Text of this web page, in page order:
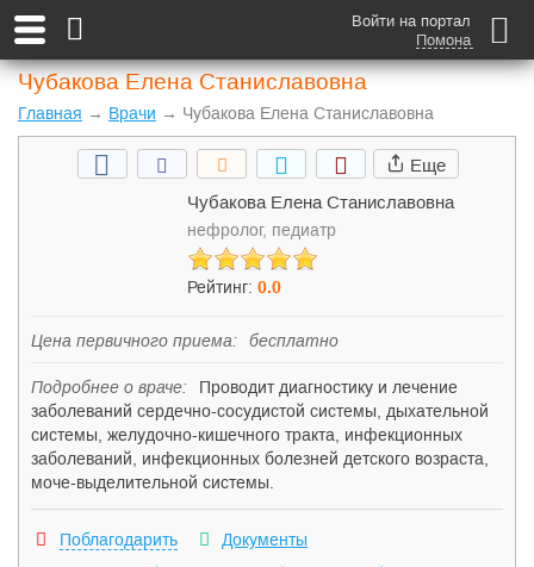
Войти на портал
Помона
Чубакова Елена Станиславовна
Главная → Врачи → Чубакова Елена Станиславовна
Еще
Чубакова Елена Станиславовна
нефролог, педиатр
Рейтинг: 0.0
Цена первичного приема: бесплатно
Подробнее о враче:
Проводит диагностику и лечение
заболеваний сердечно-сосудистой системы, дыхательной
системы, желудочно-кишечного тракта, инфекционных
заболеваний, инфекционных болезней детского возраста,
моче-выделительной системы.
Поблагодарить
Документы